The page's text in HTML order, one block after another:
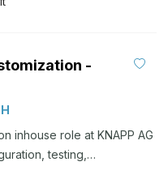
structured working
develop both
Very good English skills;
an advantage Willingness
with short
of-the-art technologies
-
inhouse role at KNAPP AG
testing,